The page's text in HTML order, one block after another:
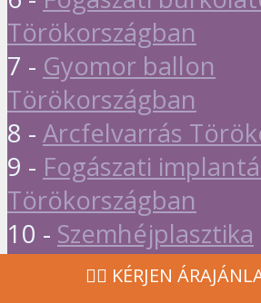
Törökországban
7 - Gyomor ballon
Törökországban
8 - Arcfelvarrás
9 - Fogászati
Törökországban
10 - Szemhéjplasztika
Törökországban
‍👩‍⚕ KÉRJEN